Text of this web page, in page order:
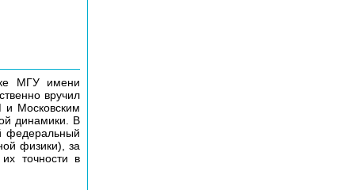
МГУ имени
вручил
и Московским
динамики. В
федеральный
физики), за
точности в